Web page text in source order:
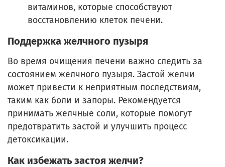
витаминов, которые способствуют
восстановлению клеток печени.
Поддержка желчного пузыря
Во время очищения печени важно следить за
состоянием желчного пузыря. Застой желчи
может привести к неприятным последствиям,
таким как боли и запоры. Рекомендуется
принимать желчные соли, которые помогут
предотвратить застой и улучшить процесс
детоксикации.
Как избежать застоя желчи?